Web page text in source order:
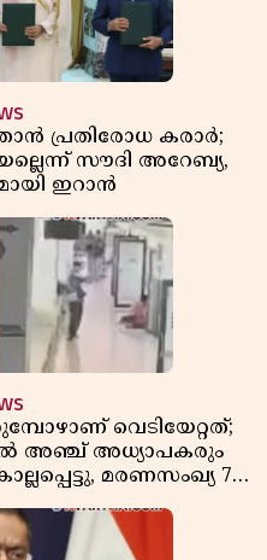
പ്രതിരോധ കരാർ;
സൗദി അറേബ്യ,
ഇറാൻ
വെടിയേറ്റത്;
അഞ്ച് അധ്യാപകരും
മരണസംഖ്യ 7;